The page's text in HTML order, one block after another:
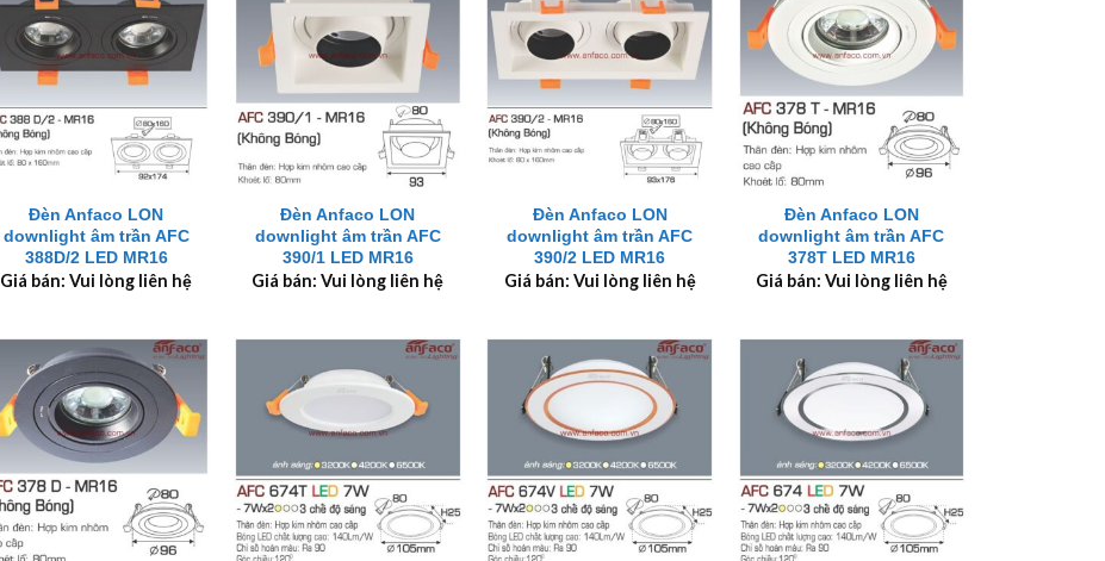
+
Đèn Anfaco LON
downlight âm trần AFC
388D/2 LED MR16
Giá bán: Vui lòng liên hệ
+
Đèn Anfaco LON
downlight âm trần AFC
390/1 LED MR16
Giá bán: Vui lòng liên hệ
+
Đèn Anfaco LON
downlight âm trần AFC
390/2 LED MR16
Giá bán: Vui lòng liên hệ
+
Đèn Anfaco LON
downlight âm trần AFC
378T LED MR16
Giá bán: Vui lòng liên hệ
+ + + +